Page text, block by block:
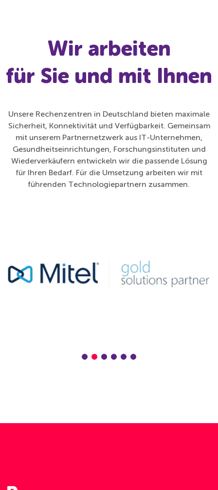
Wir arbeiten
für Sie und mit Ihnen
Unsere Rechenzentren in Deutschland bieten maximale
Sicherheit, Konnektivität und Verfügbarkeit. Gemeinsam
mit unserem Partnernetzwerk aus IT-Unternehmen,
Gesundheitseinrichtungen, Forschungsinstituten und
Wiederverkäufern entwickeln wir die passende Lösung
für Ihren Bedarf. Für die Umsetzung arbeiten wir mit
führenden Technologiepartnern zusammen.